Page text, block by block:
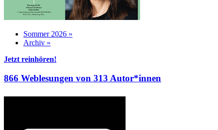
Sommer 2026 »
Archiv »
Jetzt reinhören!
866 Weblesungen von 313 Autor*innen